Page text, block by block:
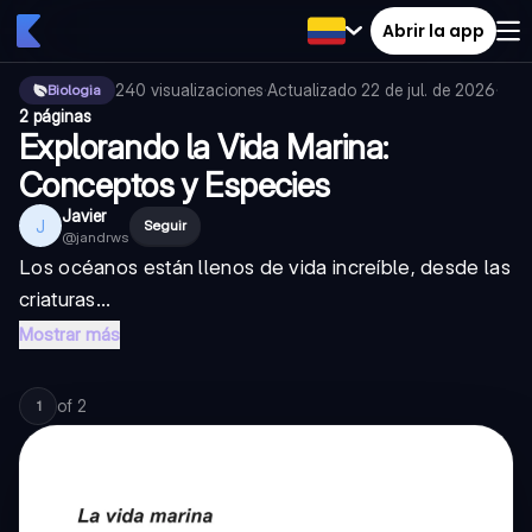
Abrir la app
Biologia 240 visualizaciones·Actualizado 22 de jul. de 2026·
2 páginas
Explorando la Vida Marina:
Conceptos y Especies
J Javier
@jandrws
Seguir
Los océanos están llenos de vida increíble, desde las
criaturas...
Mostrar más
1 of 2